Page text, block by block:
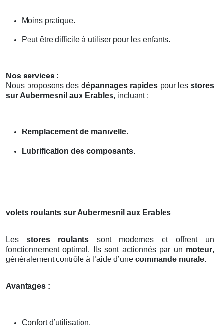
Moins pratique.
Peut être difficile à utiliser pour les enfants.
Nos services :
Nous proposons des dépannages rapides pour lesstores
sur Aubermesnil aux Erables, incluant :
Remplacement de manivelle.
Lubrification des composants.
volets roulants sur Aubermesnil aux Erables
Les stores roulantssont modernes et offrent un
fonctionnement optimal. Ils sont actionnés par un moteur,
généralement contrôlé à l’aide d’une commande murale.
Avantages :
Confort d’utilisation.